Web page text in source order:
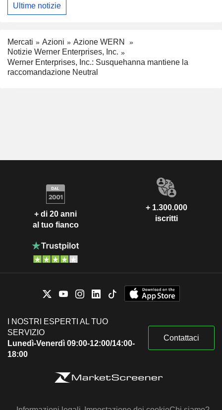
Ultime notizie
Mercati Azioni
Azione WERN
Notizie Werner Enterprises, Inc.
Werner Enterprises, Inc.: Susquehanna mantiene la
raccomandazione Neutral
+ di 20 anni
al tuo fianco
+ 1.300.000
iscritti
I NOSTRI ESPERTI AL TUO
SERVIZIO
Lunedì-Venerdì 09:00-12:00/14:00-
18:00
Contattaci